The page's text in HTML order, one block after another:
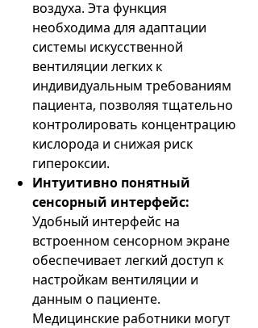
воздуха. Эта функция
необходима для адаптации
системы искусственной
вентиляции легких к
индивидуальным требованиям
пациента, позволяя тщательно
контролировать концентрацию
кислорода и снижая риск
гипероксии.
Интуитивно понятный
сенсорный интерфейс:
Удобный интерфейс на
встроенном сенсорном экране
обеспечивает легкий доступ к
настройкам вентиляции и
данным о пациенте.
Медицинские работники могут